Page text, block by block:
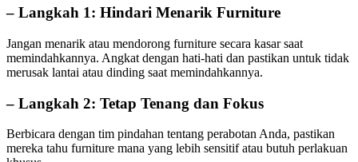
– Langkah 1: Hindari Menarik Furniture
Jangan menarik atau mendorong furniture secara kasar saat
memindahkannya. Angkat dengan hati-hati dan pastikan untuk tidak
merusak lantai atau dinding saat memindahkannya.
– Langkah 2: Tetap Tenang dan Fokus
Berbicara dengan tim pindahan tentang perabotan Anda, pastikan
mereka tahu furniture mana yang lebih sensitif atau butuh perlakuan